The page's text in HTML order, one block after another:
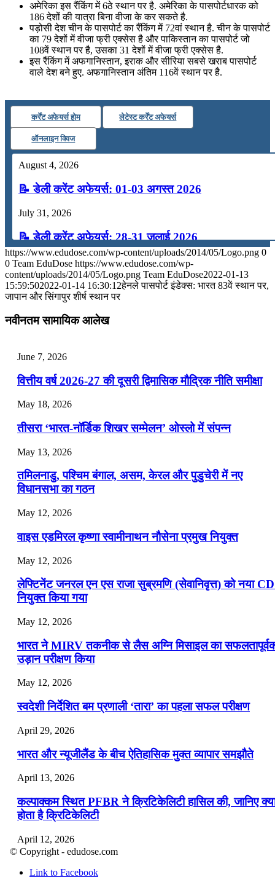
अमेरिका इस रैंकिंग में 6ठे स्थान पर है. अमेरिका के पासपोर्टधारक को
186 देशों की यात्रा बिना वीजा के कर सकते है.
पड़ोसी देश चीन के पासपोर्ट का रैंकिंग में 72वां स्थान है. चीन के पासपोर्ट
का 79 देशों में वीजा फ्री एक्सेस है और पाकिस्तान का पासपोर्ट जो
108वें स्थान पर है, उसका 31 देशों में वीजा फ्री एक्सेस है.
इस रैंकिंग में अफगानिस्तान, इराक और सीरिया सबसे खराब पासपोर्ट
वाले देश बने हुए. अफगानिस्तान अंतिम 116वें स्थान पर है.
कर्रेंट अफेयर्स होम लेटेस्ट कर्रेंट अफेयर्स
ऑनलाइन क्विज
August 4, 2026
📝 डेली करेंट अफेयर्स: 01-03 अगस्त 2026
July 31, 2026
📝 डेली करेंट अफेयर्स: 28-31 जुलाई 2026
July 28, 2026
📝 डेली करेंट अफेयर्स: 25-27 जुलाई 2026
July 22, 2026
📝 डेली करेंट अफेयर्स: 19-21 जुलाई 2026
July 19, 2026
📝 डेली करेंट अफेयर्स: 16-18 जुलाई 2026
July 16, 2026
📝 डेली करेंट अफेयर्स: 13-15 जुलाई 2026
https://www.edudose.com/wp-content/uploads/2014/05/Logo.png 0
0 Team EduDose https://www.edudose.com/wp-
content/uploads/2014/05/Logo.png Team EduDose2022-01-13
15:59:502022-01-14 16:30:12हेनले पासपोर्ट इंडेक्‍स: भारत 83वें स्थान पर,
जापान और सिंगापुर शीर्ष स्थान पर
नवीनतम सामायिक आलेख
June 7, 2026
वित्तीय वर्ष 2026-27 की दूसरी द्विमासिक मौद्रिक नीति समीक्षा
May 18, 2026
तीसरा ‘भारत-नॉर्डिक शिखर सम्मेलन’ ओस्लो में संपन्न
May 13, 2026
तमिलनाडु, पश्चिम बंगाल, असम, केरल और पुडुचेरी में नए
विधानसभा का गठन
May 12, 2026
वाइस एडमिरल कृष्णा स्वामीनाथन नौसेना प्रमुख नियुक्त
May 12, 2026
लेफ्टिनेंट जनरल एन एस राजा सुब्रमणि (सेवानिवृत्त) को नया
नियुक्त किया गया
May 12, 2026
भारत ने MIRV तकनीक से लैस अग्नि मिसाइल का
उड़ान परीक्षण किया
May 12, 2026
स्वदेशी निर्देशित बम प्रणाली ‘तारा’ का पहला सफल परीक्षण
April 29, 2026
भारत और न्यूजीलैंड के बीच ऐतिहासिक मुक्त व्यापार समझौते
April 13, 2026
कल्पाक्कम स्थित PFBR ने क्रिटिकेलिटी हासिल की, जानिए
होता है क्रिटिकेलिटी
April 12, 2026
© Copyright - edudose.com
Link to Facebook